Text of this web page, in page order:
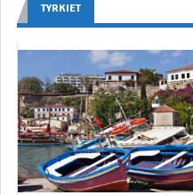
TYRKIET